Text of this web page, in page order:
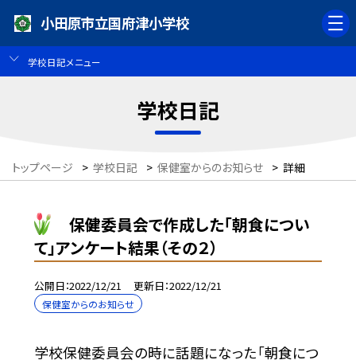
小田原市立国府津小学校
学校日記メニュー
学校日記
トップページ > 学校日記 > 保健室からのお知らせ > 詳細
保健委員会で作成した「朝食につい
て」アンケート結果（その２）
公開日 2022/12/21 更新日 2022/12/21
保健室からのお知らせ
学校保健委員会の時に話題になった「朝食につ